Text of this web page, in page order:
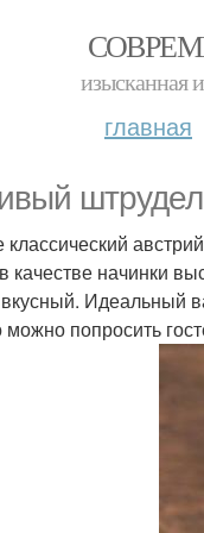
изысканная
главная
классический
качестве начинки
Идеальный
можно попросить